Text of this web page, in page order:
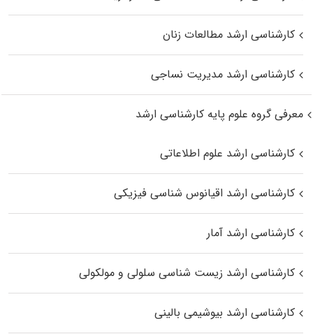
کارشناسی ارشد مطالعات زنان
کارشناسی ارشد مدیریت نساجی
معرفی گروه علوم پایه کارشناسی ارشد
کارشناسی ارشد علوم اطلاعاتی
کارشناسی ارشد اقیانوس‌ شناسی فیزیکی
کارشناسی ارشد آمار
کارشناسی ارشد زیست شناسی سلولی و مولکولی
کارشناسی ارشد بیوشیمی بالینی